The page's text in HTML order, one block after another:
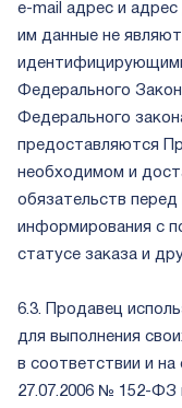
e-mail адрес и
им данные не
идентифицирующими
Федерального
Федерального
предоставляются
необходимом и
обязательств
информирования с
статусе заказа и
6.3. Продавец
для выполнения
в соответствии и
27.07.2006 № 152-ФЗ